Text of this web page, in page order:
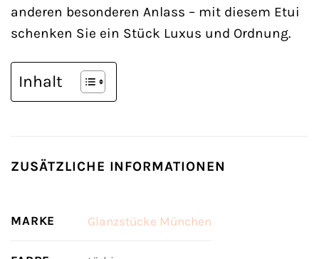
anderen besonderen Anlass – mit diesem Etui
schenken Sie ein Stück Luxus und Ordnung.
Inhalt
ZUSÄTZLICHE INFORMATIONEN
MARKE Glanzstücke München